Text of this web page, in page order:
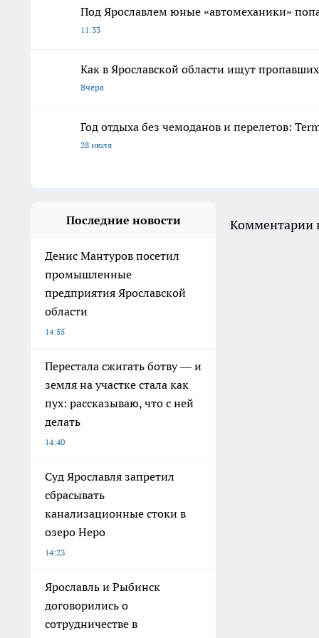
Под Ярославлем юные «автомеханики»
11:33
Как в Ярославской области ищут
Вчера
Год отдыха без чемоданов и перелетов:
28 июля
Последние новости
Денис Мантуров посетил
промышленные
предприятия Ярославской
области
14:55
Перестала сжигать ботву — и
земля на участке стала как
пух: рассказываю, что с ней
делать
14:40
Суд Ярославля запретил
сбрасывать
канализационные стоки в
озеро Неро
14:23
Ярославль и Рыбинск
договорились о
сотрудничестве в
Комментарии